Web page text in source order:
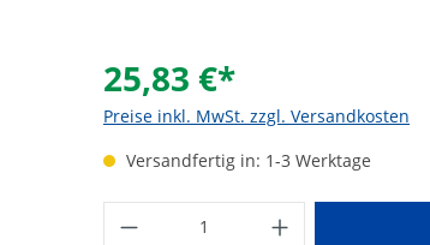
25,83 €*
Preise inkl. MwSt. zzgl. Versandkosten
Versandfertig in: 1-3 Werktage
Produkt Anzahl: Gib